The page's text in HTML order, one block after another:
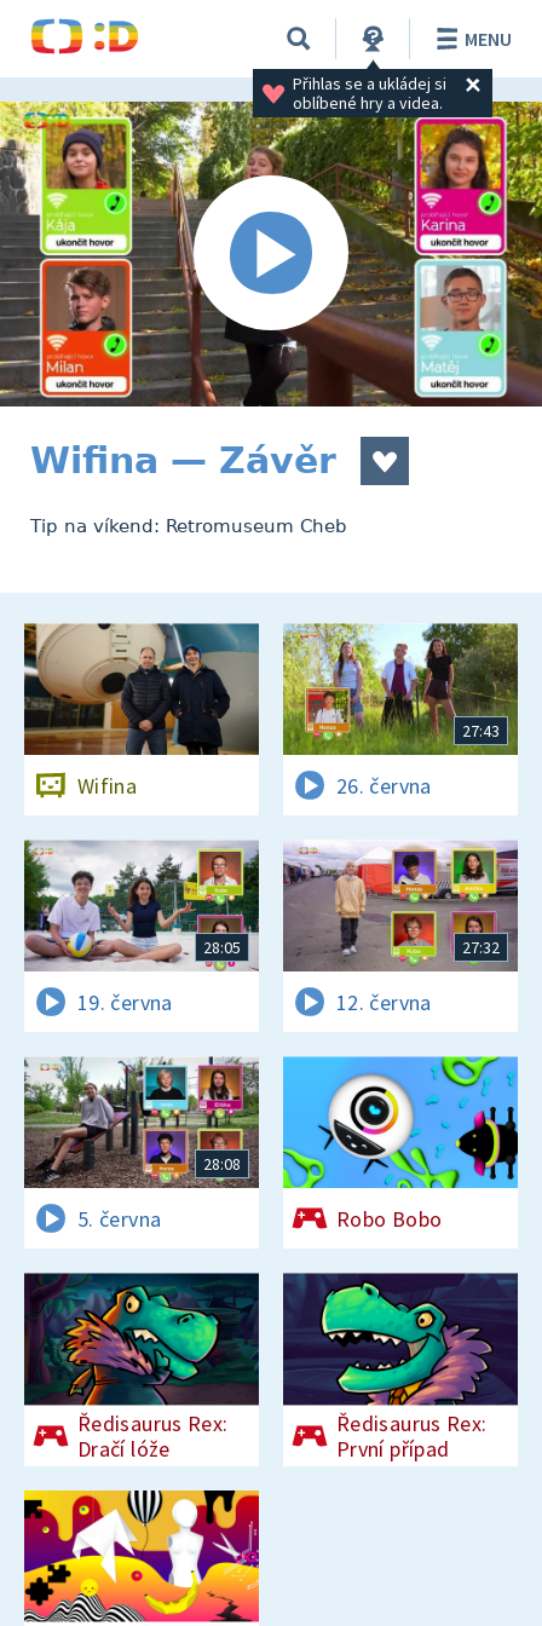
Přihlas se a ukládej si
oblíbené hry a videa.
MENU
Wifina — Závěr
Tip na víkend: Retromuseum Cheb
Wifina
27:43
26. června
28:05
19. června
27:32
12. června
28:08
5. června Robo Bobo
Ředisaurus Rex:
Dračí lóže
Ředisaurus Rex:
První případ